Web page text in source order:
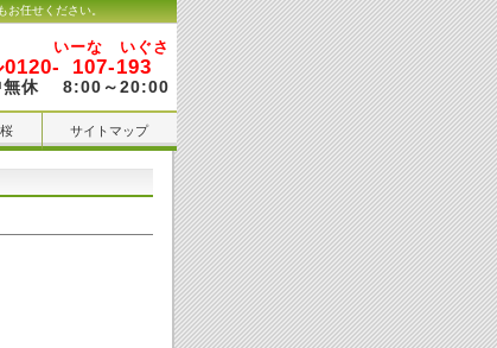
任せください。
107-193
いーな いぐさ
無休 8:00～20:00
サイトマップ